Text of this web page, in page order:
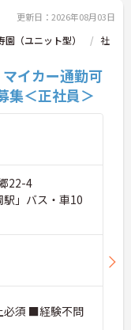
更新日：2026年08月03日
（ユニット型）
社
イカー通勤可
集＜正社員＞
22-4
」バス・車10
必須 ■経験不問